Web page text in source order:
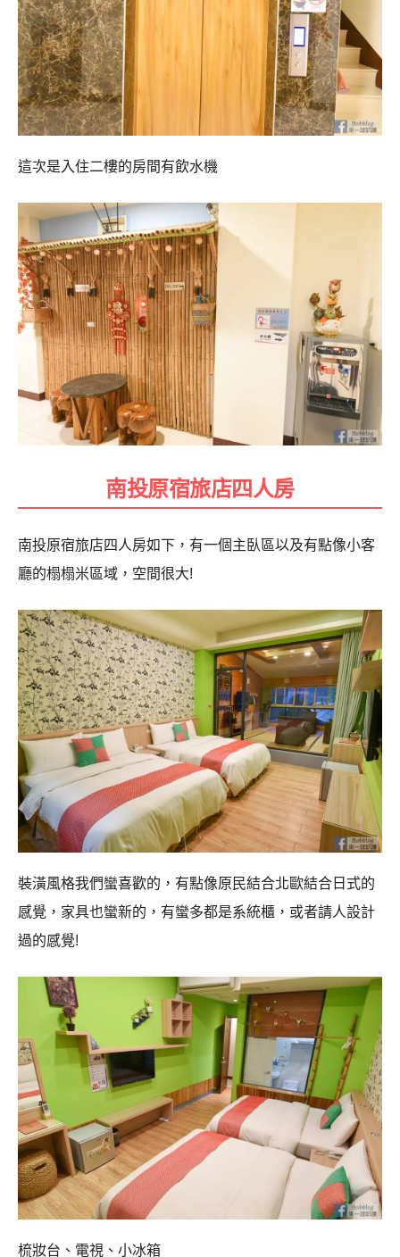
這次是入住二樓的房間有飲水機
南投原宿旅店四人房
南投原宿旅店四人房如下，有一個主臥區以及有點像小客
廳的榻榻米區域，空間很大!
裝潢風格我們蠻喜歡的，有點像原民結合北歐結合日式的
感覺，家具也蠻新的，有蠻多都是系統櫃，或者請人設計
過的感覺!
梳妝台、電視、小冰箱